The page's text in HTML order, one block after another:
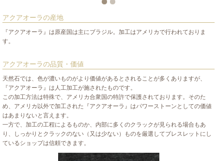
アクアオーラの産地
『アクアオーラ』は原産国は主にブラジル。加工はアメリカで行われておりま
す。
アクアオーラの品質・価値
天然石では、色が濃いものがより価値があるとされることが多くありますが、
『アクアオーラ』は人工加工が施されたものです。
この加工方法は特殊で、アメリカ合衆国の特許で保護されております。そのた
め、アメリカ以外で加工された『アクアオーラ』はパワーストーンとしての価値
はあまりないと言えます。
一方で、加工の工程によるものか、内部に多くのクラックが見られる場合もあ
り、しっかりとクラックのない（又は少ない）ものを厳選してブレスレットにし
ているショップは信頼できます。